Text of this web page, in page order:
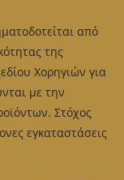
από
της
Χορηγιών για
με την
Στόχος
εγκαταστάσεις